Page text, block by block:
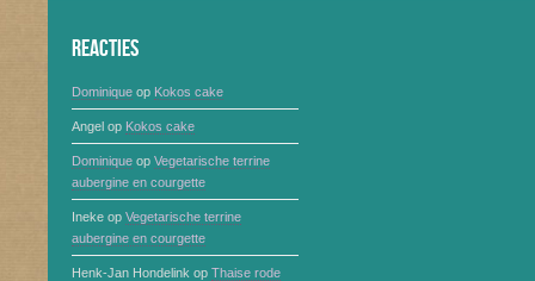
Reacties
Dominique op Kokos cake
Angel op Kokos cake
Dominique op Vegetarische terrine
aubergine en courgette
Ineke op Vegetarische terrine
aubergine en courgette
Henk-Jan Hondelink op Thaise rode